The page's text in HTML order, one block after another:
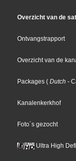
Overzicht van de
Ontvangstrapport
Overzicht van de
Packages ( Dutch -
Kanalenkerkhof
Foto´s gezocht
Ultra High